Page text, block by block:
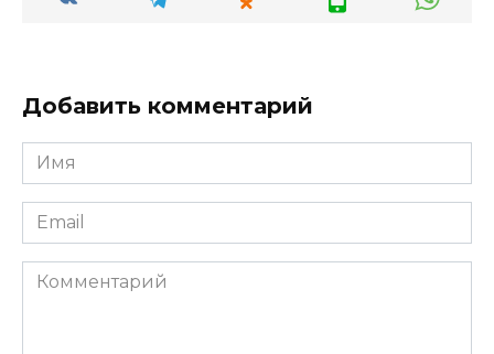
Добавить комментарий
Имя
*
Email
*
Комментарий